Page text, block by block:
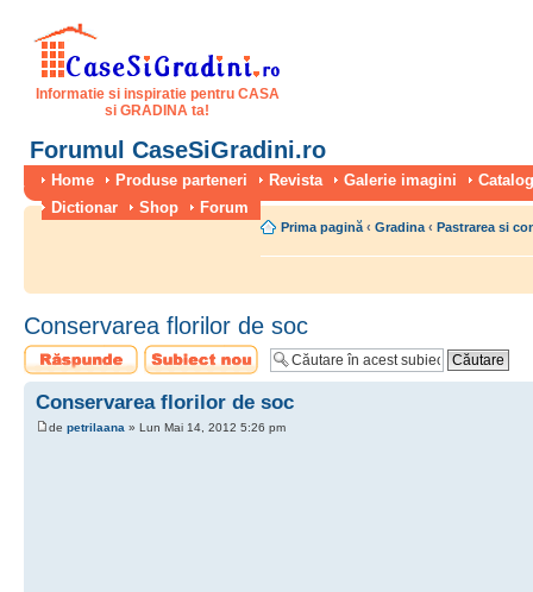
Informatie si inspiratie pentru CASA
si GRADINA ta!
Forumul CaseSiGradini.ro
Home Produse parteneri Revista Galerie imagini
Dictionar
Shop Forum
Prima pagină ‹ Gradina ‹ Pastrarea si
Conservarea florilor de soc
Scrie un răspuns
Scrie un subiect
nou
Conservarea florilor de soc
de petrilaana » Lun Mai 14, 2012 5:26 pm